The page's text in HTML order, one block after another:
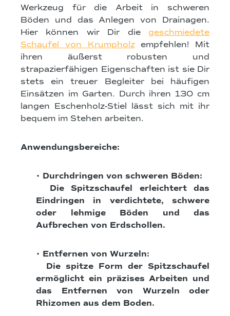
Werkzeug für die Arbeit in schweren
Böden und das Anlegen von Drainagen.
Hier können wir Dir die geschmiedete
Schaufel von Krumpholzempfehlen! Mit
ihren äußerst robusten und
strapazierfähigen Eigenschaften ist sie Dir
stets ein treuer Begleiter bei häufigen
Einsätzen im Garten. Durch ihren 130 cm
langen Eschenholz-Stiel lässt sich mit ihr
bequem im Stehen arbeiten.
Anwendungsbereiche:
• Durchdringen von schweren Böden:
Die Spitzschaufel erleichtert das
Eindringen in verdichtete, schwere
oder lehmige Böden und das
Aufbrechen von Erdschollen.
• Entfernen von Wurzeln:
Die spitze Form der Spitzschaufel
ermöglicht ein präzises Arbeiten und
das Entfernen von Wurzeln oder
Rhizomen aus dem Boden.